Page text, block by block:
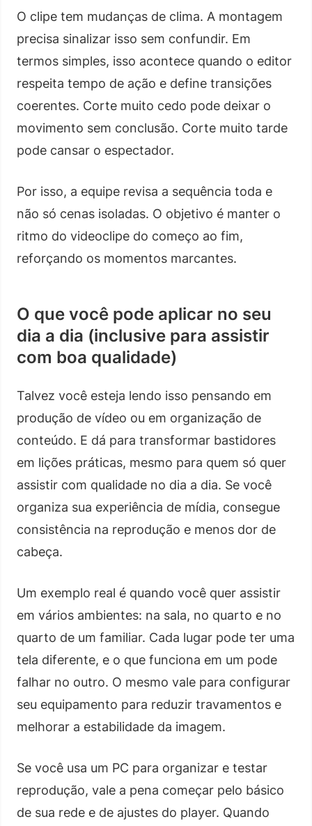
O clipe tem mudanças de clima. A montagem
precisa sinalizar isso sem confundir. Em
termos simples, isso acontece quando o editor
respeita tempo de ação e define transições
coerentes. Corte muito cedo pode deixar o
movimento sem conclusão. Corte muito tarde
pode cansar o espectador.
Por isso, a equipe revisa a sequência toda e
não só cenas isoladas. O objetivo é manter o
ritmo do videoclipe do começo ao fim,
reforçando os momentos marcantes.
O que você pode aplicar no seu
dia a dia (inclusive para assistir
com boa qualidade)
Talvez você esteja lendo isso pensando em
produção de vídeo ou em organização de
conteúdo. E dá para transformar bastidores
em lições práticas, mesmo para quem só quer
assistir com qualidade no dia a dia. Se você
organiza sua experiência de mídia, consegue
consistência na reprodução e menos dor de
cabeça.
Um exemplo real é quando você quer assistir
em vários ambientes: na sala, no quarto e no
quarto de um familiar. Cada lugar pode ter uma
tela diferente, e o que funciona em um pode
falhar no outro. O mesmo vale para configurar
seu equipamento para reduzir travamentos e
melhorar a estabilidade da imagem.
Se você usa um PC para organizar e testar
reprodução, vale a pena começar pelo básico
de sua rede e de ajustes do player. Quando